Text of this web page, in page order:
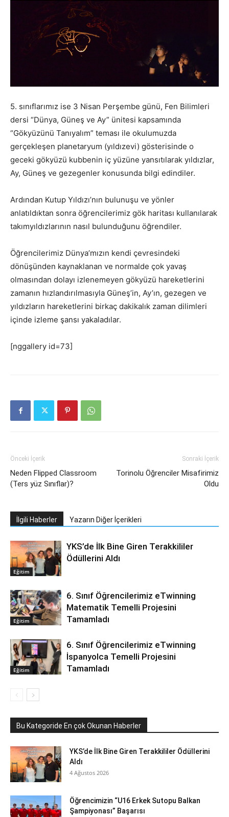
5. sınıflarımız ise 3 Nisan Perşembe günü, Fen Bilimleri
dersi “Dünya, Güneş ve Ay” ünitesi kapsamında
“Gökyüzünü Tanıyalım” teması ile okulumuzda
gerçekleşen planetaryum (yıldızevi) gösterisinde o
geceki gökyüzü kubbenin iç yüzüne yansıtılarak yıldızlar,
Ay, Güneş ve gezegenler konusunda bilgi edindiler.
Ardından Kutup Yıldızı’nın bulunuşu ve yönler
anlatıldıktan sonra öğrencilerimiz gök haritası kullanılarak
takımyıldızlarının nasıl bulunduğunu öğrendiler.
Öğrencilerimiz Dünya’mızın kendi çevresindeki
dönüşünden kaynaklanan ve normalde çok yavaş
olmasından dolayı izlenemeyen gökyüzü hareketlerini
zamanın hızlandırılmasıyla Güneş’in, Ay’ın, gezegen ve
yıldızların hareketlerini birkaç dakikalık zaman dilimleri
içinde izleme şansı yakaladılar.
[nggallery id=73]
Önceki İçerik
Neden Flipped Classroom
(Ters yüz Sınıflar)?
Sonraki İçerik
Torinolu Öğrenciler Misafirimiz
Oldu
İlgili Haberler Yazarın Diğer İçerikleri
Eğitim
YKS’de İlk Bine Giren Terakkililer
Ödüllerini Aldı
Eğitim
6. Sınıf Öğrencilerimiz eTwinning
Matematik Temelli Projesini
Tamamladı
Eğitim
6. Sınıf Öğrencilerimiz eTwinning
İspanyolca Temelli Projesini
Tamamladı
Bu Kategoride En çok Okunan Haberler
YKS’de İlk Bine Giren Terakkililer Ödüllerini
Aldı
4 Ağustos 2026
Öğrencimizin “U16 Erkek Sutopu Balkan
Şampiyonası” Başarısı